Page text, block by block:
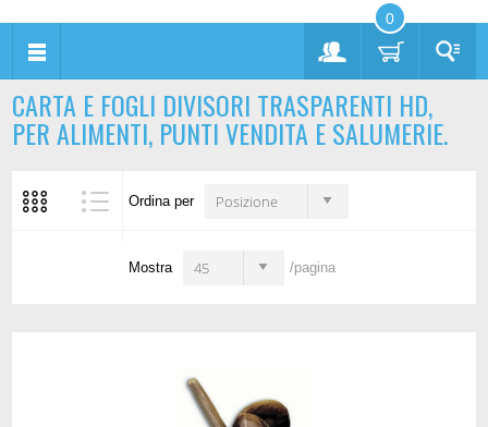
0
CARTA E FOGLI DIVISORI TRASPARENTI HD,
PER ALIMENTI, PUNTI VENDITA E SALUMERIE.
Ordina per Posizione
Mostra 45 /pagina